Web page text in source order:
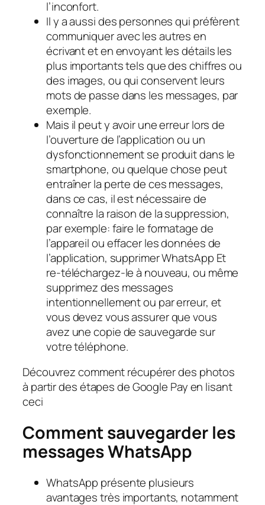
l’inconfort.
Il y a aussi des personnes qui préfèrent
communiquer avec les autres en
écrivant et en envoyant les détails les
plus importants tels que des chiffres ou
des images, ou qui conservent leurs
mots de passe dans les messages, par
exemple.
Mais il peut y avoir une erreur lors de
l’ouverture de l’application ou un
dysfonctionnement se produit dans le
smartphone, ou quelque chose peut
entraîner la perte de ces messages,
dans ce cas, il est nécessaire de
connaître la raison de la suppression,
par exemple: faire le formatage de
l’appareil ou effacer les données de
l’application, supprimer WhatsApp Et
re-téléchargez-le à nouveau, ou même
supprimez des messages
intentionnellement ou par erreur, et
vous devez vous assurer que vous
avez une copie de sauvegarde sur
votre téléphone.
Découvrez comment récupérer des photos
à partir des étapes de Google Pay en lisant
ceci
Comment sauvegarder les
messages WhatsApp
WhatsApp présente plusieurs
avantages très importants, notamment